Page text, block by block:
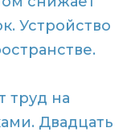
Устройство
труд на
Двадцать